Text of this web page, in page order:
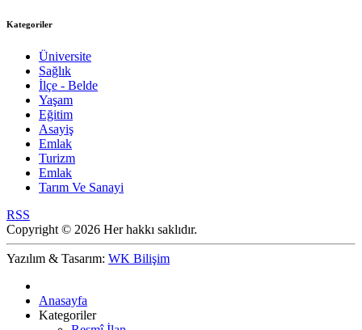
Kategoriler
Üniversite
Sağlık
İlçe - Belde
Yaşam
Eğitim
Asayiş
Emlak
Turizm
Emlak
Tarım Ve Sanayi
RSS
Copyright © 2026 Her hakkı saklıdır.
Yazılım & Tasarım: WK Bilişim
Anasayfa
Kategoriler